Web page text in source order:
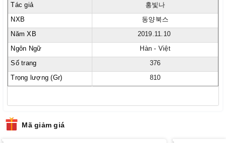
Tác giả
홍빛나
NXB
동양북스
Năm XB
2019.11.10
Ngôn Ngữ
Hàn - Việt
Số trang
376
Trọng lượng (Gr)
810
Mã giảm giá